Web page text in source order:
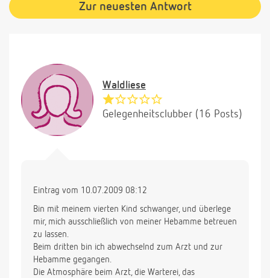
Zur neuesten Antwort
Waldliese
Gelegenheitsclubber (16 Posts)
Eintrag vom 10.07.2009 08:12
Bin mit meinem vierten Kind schwanger, und überlege
mir, mich ausschließlich von meiner Hebamme betreuen
zu lassen.
Beim dritten bin ich abwechselnd zum Arzt und zur
Hebamme gegangen.
Die Atmosphäre beim Arzt, die Warterei, das